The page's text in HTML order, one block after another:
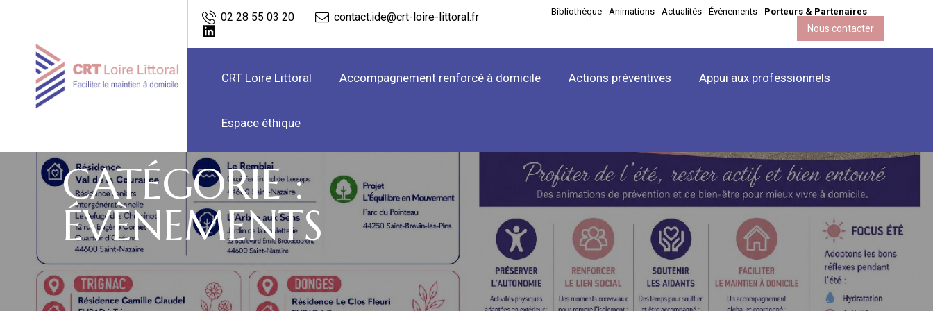
02 28 55 03 20 contact.ide@crt-loire-littoral.fr Bibliothèque Animations Actualités Évènements Porteurs & Partenaires
Nous contacter
CRT Loire Littoral Accompagnement renforcé à domicile Actions préventives Appui aux professionnels
Espace éthique
CATÉGORIE :
ÉVÈNEMENTS